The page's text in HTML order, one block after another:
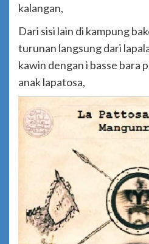
kalangan,
Dari sisi lain di kampung
turunan langsung dari
kawin dengan i basse bara
anak lapatosa,